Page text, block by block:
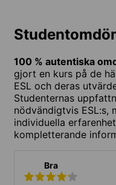
100 % autentiska
gjort en kurs på de
ESL och deras
Studenternas
nödvändigtvis ESL:s,
individuella
kompletterande
Bra